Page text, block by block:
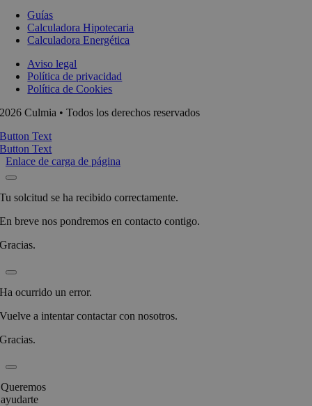
Guías
Calculadora Hipotecaria
Calculadora Energética
Aviso legal
Política de privacidad
Política de Cookies
2026 Culmia • Todos los derechos reservados
Button Text
Button Text
Enlace de carga de página
Tu solcitud se ha recibido correctamente.
En breve nos pondremos en contacto contigo.
Gracias.
Ha ocurrido un error.
Vuelve a intentar contactar con nosotros.
Gracias.
Queremos
ayudarte